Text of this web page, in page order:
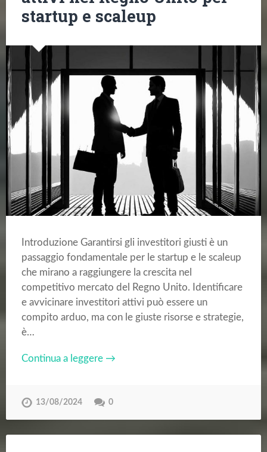
startup e scaleup
Introduzione Garantirsi gli investitori giusti è un
passaggio fondamentale per le startup e le scaleup
che mirano a raggiungere la crescita nel
competitivo mercato del Regno Unito. Identificare
e avvicinare investitori attivi può essere un
compito arduo, ma con le giuste risorse e strategie,
è…
Continua a leggere →
13/08/2024 0